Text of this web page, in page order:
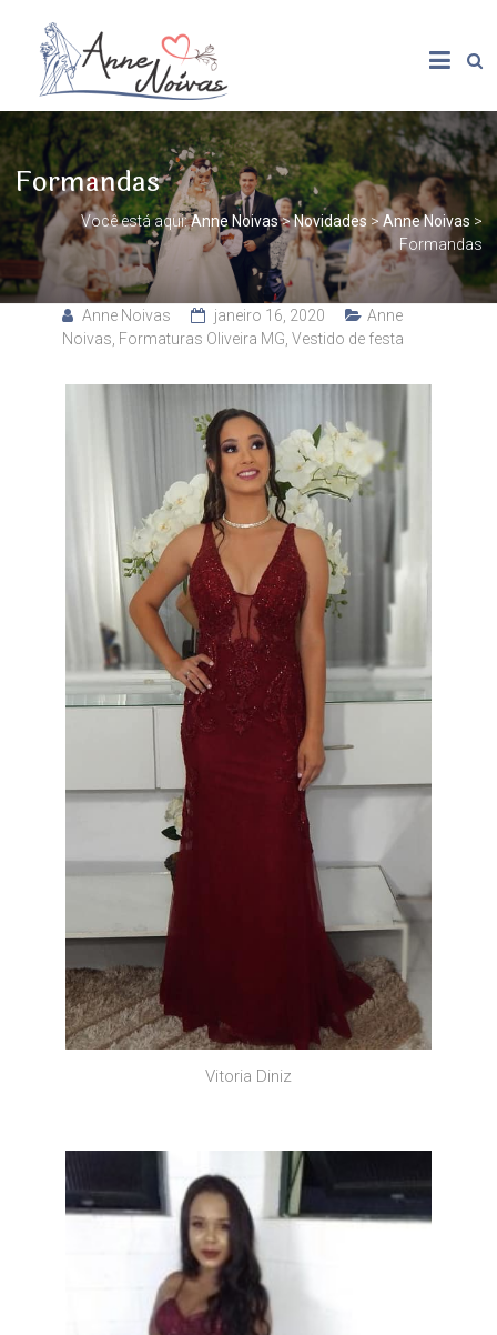
Formandas
Você está aqui:Anne Noivas>Novidades > Anne Noivas >
Formandas
Anne Noivas janeiro 16, 2020
Anne
Noivas Formaturas Oliveira MG Vestido de festa
Vitoria Diniz